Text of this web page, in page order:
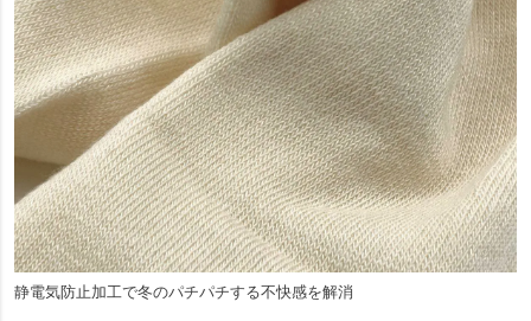
静電気防止加工で冬のパチパチする不快感を解消